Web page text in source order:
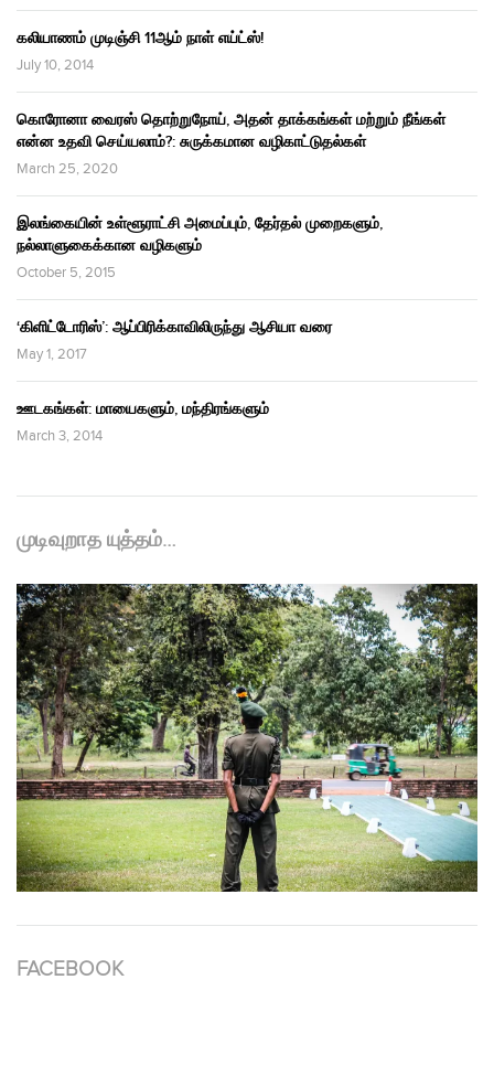
கலியாணம் முடிஞ்சி 11ஆம் நாள் எய்ட்ஸ்!
July 10, 2014
கொரோனா வைரஸ் தொற்றுநோய், அதன் தாக்கங்கள் மற்றும் நீங்கள்
என்ன உதவி செய்யலாம்?: சுருக்கமான வழிகாட்டுதல்கள்
March 25, 2020
இலங்கையின் உள்ளூராட்சி அமைப்பும், தேர்தல் முறைகளும்,
நல்லாளுகைக்கான வழிகளும்
October 5, 2015
‘கிளிட்டோரிஸ்’: ஆப்பிரிக்காவிலிருந்து ஆசியா வரை
May 1, 2017
ஊடகங்கள்: மாயைகளும், மந்திரங்களும்
March 3, 2014
முடிவுறாத யுத்தம்…
FACEBOOK